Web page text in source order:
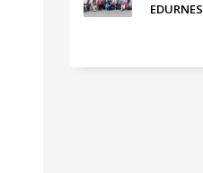
EDURNES